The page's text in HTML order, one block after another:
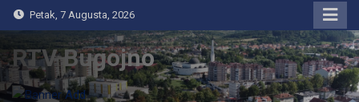
Petak, 7 Augusta, 2026
RTV Bugojno